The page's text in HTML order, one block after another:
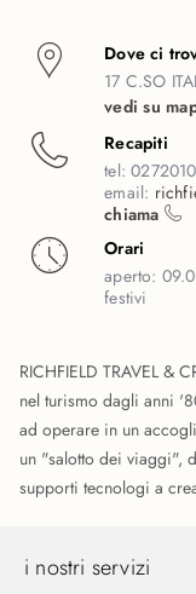
Dove ci
17 C.SO
vedi su
Recapiti
tel:
email:
chiama
Orari
aperto:
festivi
RICHFIELD TRAVEL &
nel turismo dagli anni
ad operare in un
un "salotto dei viaggi",
supporti tecnologi a
i nostri servizi